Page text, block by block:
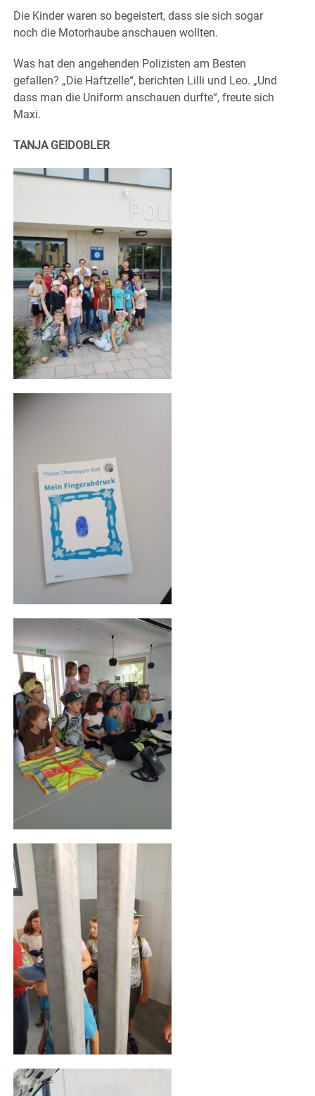
Die Kinder waren so begeistert, dass sie sich sogar
noch die Motorhaube anschauen wollten.
Was hat den angehenden Polizisten am Besten
gefallen? „Die Haftzelle“, berichten Lilli und Leo. „Und
dass man die Uniform anschauen durfte“, freute sich
Maxi.
TANJA GEIDOBLER